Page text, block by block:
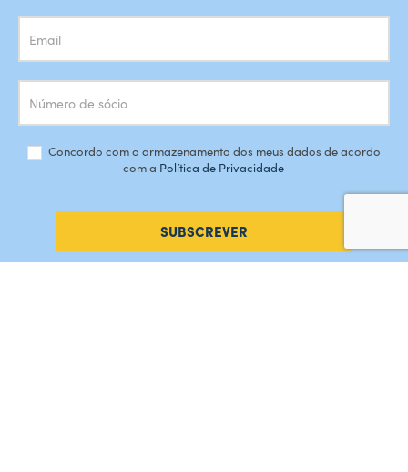
Concordo com o armazenamento dos meus dados de acordo
com a Política de Privacidade
SUBSCREVER